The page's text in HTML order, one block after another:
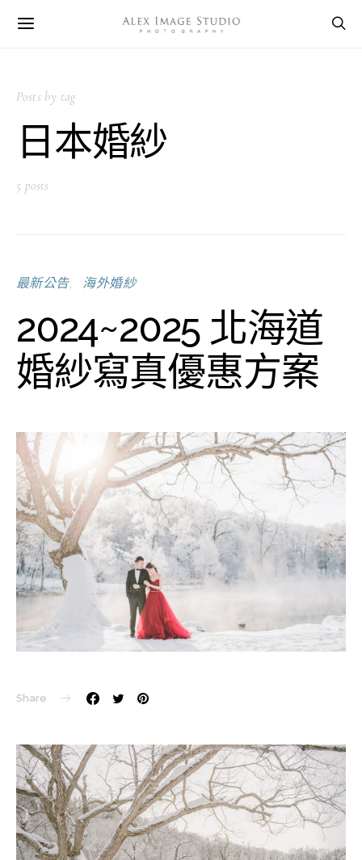
Posts by tag
日本婚紗
5 posts
最新公告 海外婚紗
2024~2025 北海道
婚紗寫真優惠方案
Share